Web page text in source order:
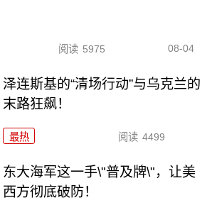
阅读 5975 08-04
泽连斯基的“清场行动”与乌克兰的
末路狂飙！
最热 阅读 4499
东大海军这一手\"普及牌\"，让美
西方彻底破防！